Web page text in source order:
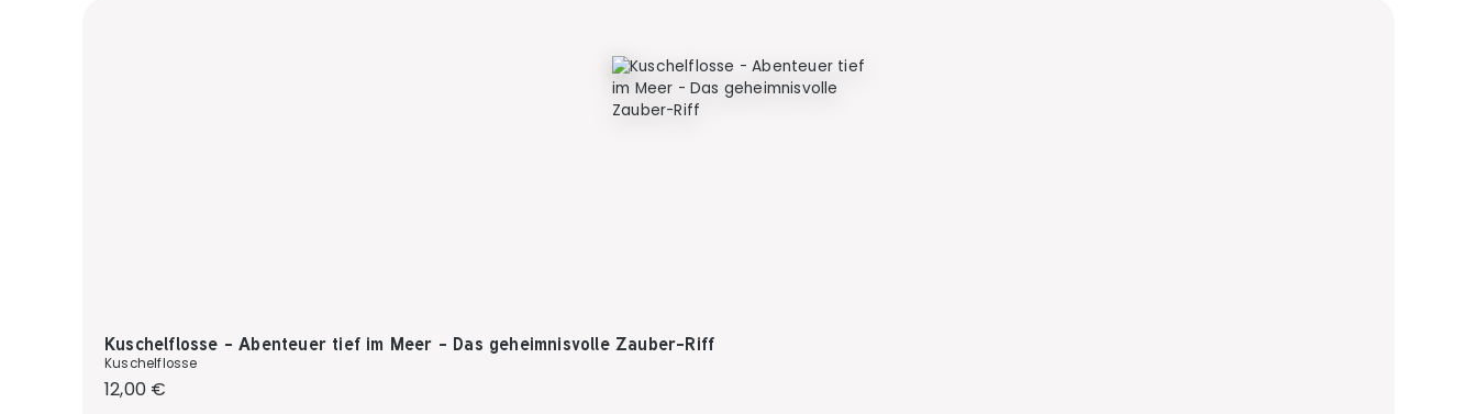
Kuschelflosse - Abenteuer tief im Meer - Das geheimnisvolle Zauber-Riff
Kuschelflosse
Regulärer Preis:
12,00 €